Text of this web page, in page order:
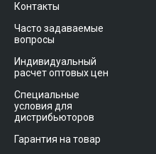
Контакты
Часто задаваемые
вопросы
Индивидуальный
расчет оптовых цен
Специальные
условия для
дистрибьюторов
Гарантия на товар